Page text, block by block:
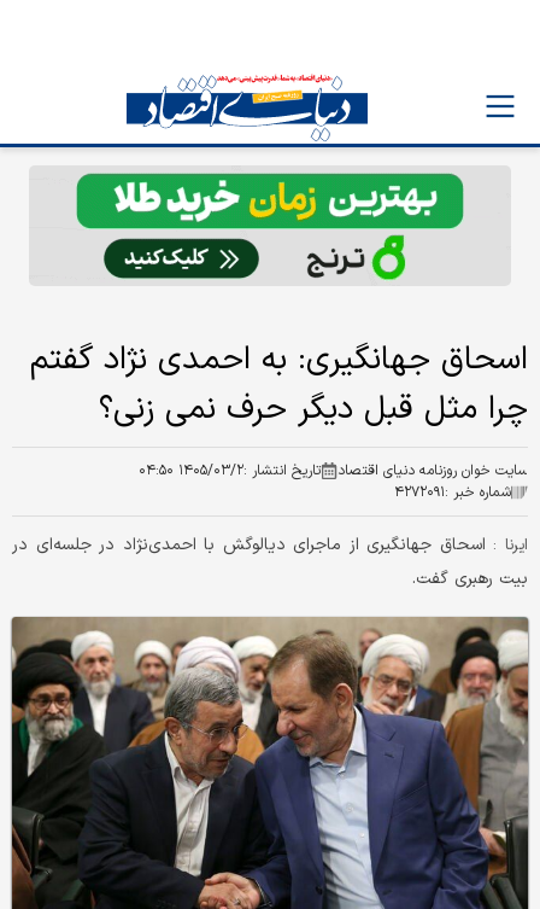
اسحاق جهانگیری: به احمدی نژاد گفتم
چرا مثل قبل دیگر حرف نمی زنی؟
سایت خوان روزنامه دنیای اقتصاد تاریخ انتشار :۱۴۰۵/۰۳/۲ ۰۴:۵۰
شماره خبر :۴۲۷۲۰۹۱
ایرنا : اسحاق جهانگیری از ماجرای دیالوگش با احمدی‌نژاد در جلسه‌ای در
بیت رهبری گفت.